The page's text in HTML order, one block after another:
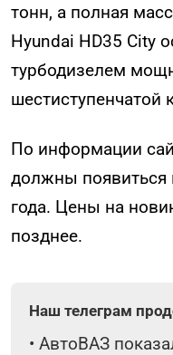
тонн, а полная
Hyundai HD35 City
турбодизелем
шестиступенчатой
По информации
должны появиться
года. Цены на
позднее.
Наш телеграм
• АвтоВАЗ